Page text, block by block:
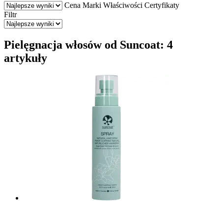
Cena Marki Właściwości Certyfikaty
Filtr
Pielęgnacja włosów od Suncoat: 4
artykuły